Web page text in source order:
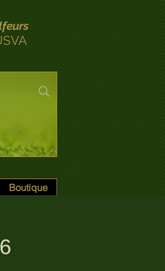
Boutique